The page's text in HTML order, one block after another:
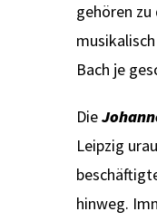
gehören zu
Bach je
Die
Leipzig
hinweg.